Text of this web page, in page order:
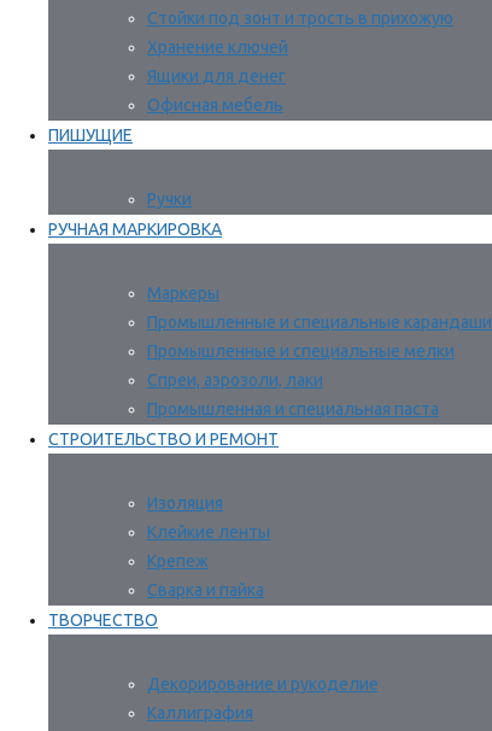
Стойки под зонт и трость в прихожую
Хранение ключей
Ящики для денег
Офисная мебель
ПИШУЩИЕ
Ручки
РУЧНАЯ МАРКИРОВКА
Маркеры
Промышленные и специальные карандаши
Промышленные и специальные мелки
Спреи, аэрозоли, лаки
Промышленная и специальная паста
СТРОИТЕЛЬСТВО И РЕМОНТ
Изоляция
Клейкие ленты
Крепеж
Сварка и пайка
ТВОРЧЕСТВО
Декорирование и рукоделие
Каллиграфия